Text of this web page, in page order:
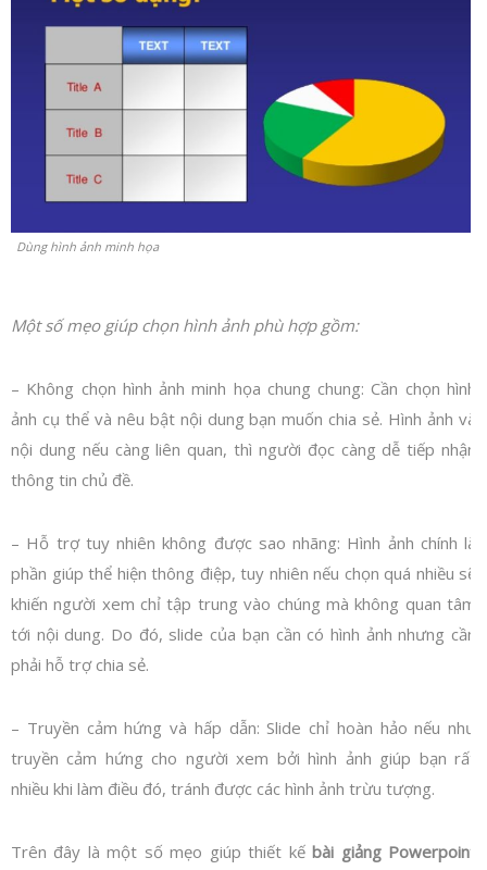
Dùng hình ảnh minh họa
Một số mẹo giúp chọn hình ảnh phù hợp gồm:
– Không chọn hình ảnh minh họa chung chung: Cần chọn hình
ảnh cụ thể và nêu bật nội dung bạn muốn chia sẻ. Hình ảnh và
nội dung nếu càng liên quan, thì người đọc càng dễ tiếp nhận
thông tin chủ đề.
– Hỗ trợ tuy nhiên không được sao nhãng: Hình ảnh chính là
phần giúp thể hiện thông điệp, tuy nhiên nếu chọn quá nhiều sẽ
khiến người xem chỉ tập trung vào chúng mà không quan tâm
tới nội dung. Do đó, slide của bạn cần có hình ảnh nhưng cần
phải hỗ trợ chia sẻ.
– Truyền cảm hứng và hấp dẫn: Slide chỉ hoàn hảo nếu như
truyền cảm hứng cho người xem bởi hình ảnh giúp bạn rất
nhiều khi làm điều đó, tránh được các hình ảnh trừu tượng.
Trên đây là một số mẹo giúp thiết kếbài giảng Powerpoint